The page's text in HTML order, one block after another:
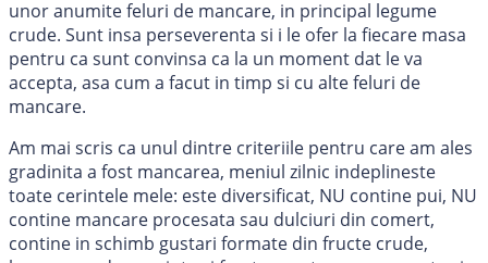
unor anumite feluri de mancare, in principal legume
crude. Sunt insa perseverenta si i le ofer la fiecare masa
pentru ca sunt convinsa ca la un moment dat le va
accepta, asa cum a facut in timp si cu alte feluri de
mancare.
Am mai scris ca unul dintre criteriile pentru care am ales
gradinita a fost mancarea, meniul zilnic indeplineste
toate cerintele mele: este diversificat, NU contine pui, NU
contine mancare procesata sau dulciuri din comert,
contine in schimb gustari formate din fructe crude,